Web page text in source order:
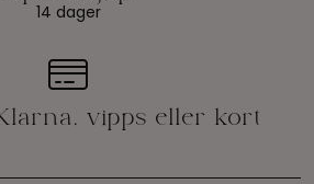
14 dager